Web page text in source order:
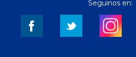
Seguinos en: